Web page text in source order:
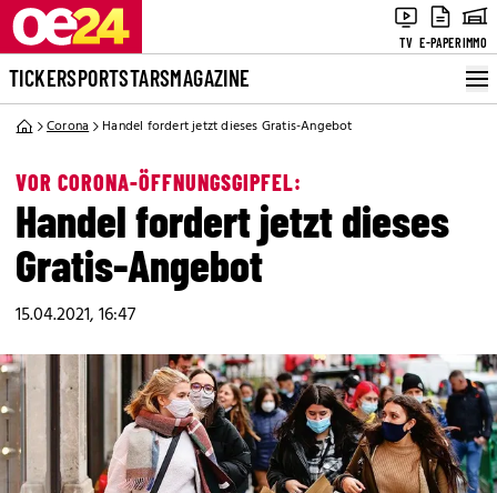
TV E-PAPERIMMO
TICKERSPORTSTARSMAGAZINE
Corona Handel fordert jetzt dieses Gratis-Angebot
VOR CORONA-ÖFFNUNGSGIPFEL:
Handel fordert jetzt dieses
Gratis-Angebot
15.04.2021, 16:47